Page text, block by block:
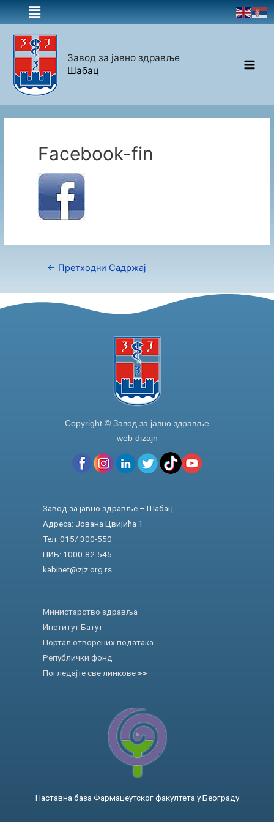
Завод за јавно здравље
Шабац
Facebook-fin
← Претходни Садржај
Copyright © Завод за јавно здравље
web dizajn
Завод за јавно здравље – Шабац
Адреса: Јована Цвијића 1
Тел. 015/ 300-550
ПИБ: 1000-82-545
kabinet@zjz.org.rs
Министарство здравља
Институт Батут
Портал отворених података
Републички фонд
Погледајте све линкове >>
Наставна база Фармацеутског факултета у Београду